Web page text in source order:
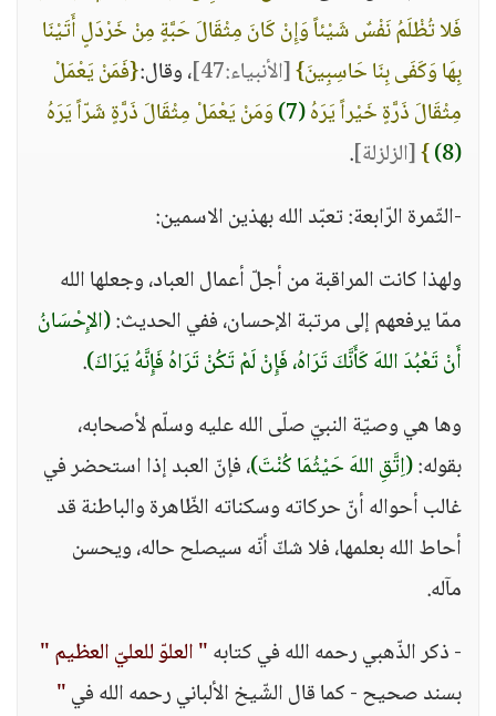
فَلا تُظْلَمُ نَفْسٌ شَيْئاً وَإِنْ كَانَ مِثْقَالَ حَبَّةٍ مِنْ خَرْدَلٍ أَتَيْنَا
بِهَا وَكَفَى بِنَا حَاسِبِينَ}[الأنبياء:47] ، وقال:{فَمَنْ يَعْمَلْ
مِثْقَالَ ذَرَّةٍ خَيْراً يَرَهُ(7)
وَمَنْ يَعْمَلْ مِثْقَالَ ذَرَّةٍ شَرّاً يَرَهُ
(8)
}[الزلزلة].
-الثّمرة الرّابعة: تعبّد الله بهذين الاسمين:
ولهذا كانت المراقبة من أجلّ أعمال العباد، وجعلها الله
ممّا يرفعهم إلى مرتبة الإحسان، ففي الحديث:(الإِحْسَانُ
أَنْ تَعْبُدَ اللهَ كَأَنَّكَ تَرَاهُ، فَإِنْ لَمْ تَكُنْ تَرَاهُ فَإِنَّهُ يَرَاكَ).
وها هي وصيّة النبيّ صلّى الله عليه وسلّم لأصحابه،
بقوله:(اِتَّقِ اللهَ حَيْثُمَا كُنْتَ)، فإنّ العبد إذا استحضر في
غالب أحواله أنّ حركاته وسكناته الظّاهرة والباطنة قد
أحاط الله بعلمها، فلا شكّ أنّه سيصلح حاله، ويحسن
مآله.
- ذكر الذّهبي رحمه الله في كتابه" العلوّ للعليّ العظيم "
بسند صحيح - كما قال الشّيخ الألباني رحمه الله في"